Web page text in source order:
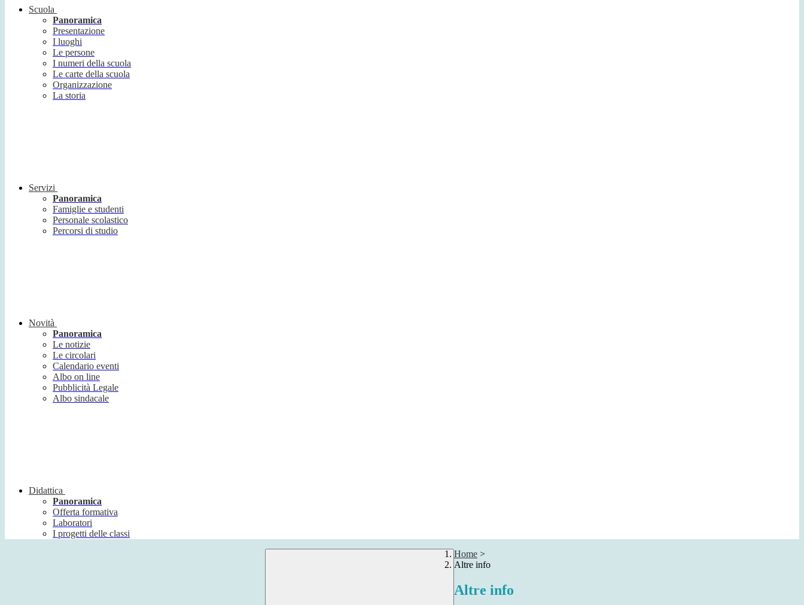
Scuola
Panoramica
Presentazione
I luoghi
Le persone
I numeri della scuola
Le carte della scuola
Organizzazione
La storia
Servizi
Panoramica
Famiglie e studenti
Personale scolastico
Percorsi di studio
Novità
Panoramica
Le notizie
Le circolari
Calendario eventi
Albo on line
Pubblicità Legale
Albo sindacale
Didattica
Panoramica
Offerta formativa
Laboratori
I progetti delle classi
Home >
Altre info
Altre info